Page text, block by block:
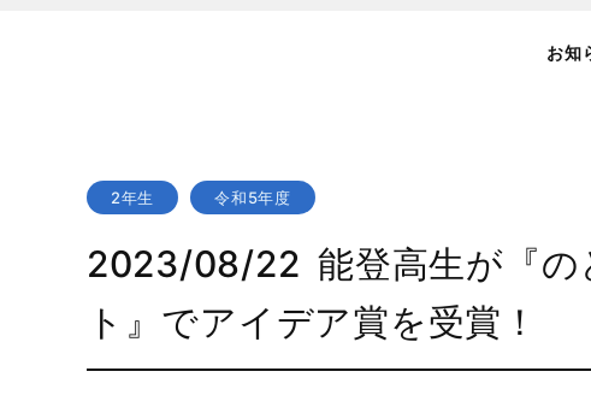
お知
2年生 令和5年度
2023/08/22 能登高生が『
ト』でアイデア賞を受賞！